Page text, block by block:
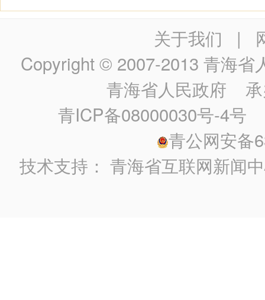
关于我们 |
Copyright © 2007-2013 青海省
青海省人民政府 承
青ICP备08000030号-4号
青公网安备
技术支持：青海省互联网新闻